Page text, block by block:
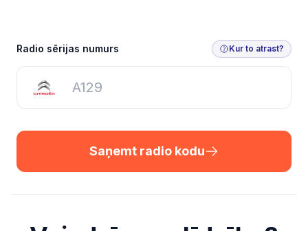
Saņemt radio kodu
Radio sērijas numurs Kur to atrast?
Saņemt radio kodu